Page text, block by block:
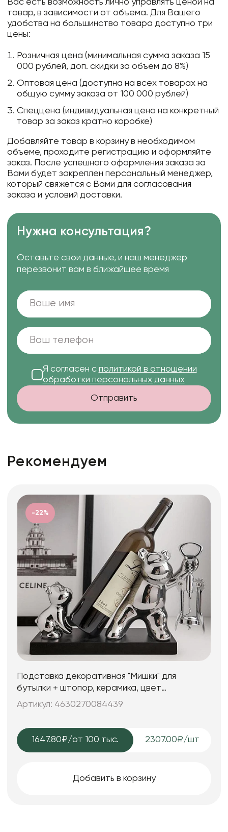
Вас есть возможность лично управлять ценой на
товар, в зависимости от объема. Для Вашего
удобства на большинство товара доступно три
цены:
Розничная цена (минимальная сумма заказа 15
000 рублей, доп. скидки за объем до 8%)
Оптовая цена (доступна на всех товарах на
общую сумму заказа от 100 000 рублей)
Спеццена (индивидуальная цена на конкретный
товар за заказ кратно коробке)
Добавляйте товар в корзину в необходимом
объеме, проходите регистрацию и оформляйте
заказ. После успешного оформления заказа за
Вами будет закреплен персональный менеджер,
который свяжется с Вами для согласования
заказа и условий доставки.
Нужна консультация?
Оставьте свои данные, и наш менеджер
перезвонит вам в ближайшее время
Я согласен с политикой в отношении
обработки персональных данных
Отправить
Рекомендуем
-22%
Подставка декоративная "Мишки" для
бутылки + штопор, керамика, цвет
серебряный, 31*12*20 см.
Артикул: 4630270084439
1647.80₽/от 100 тыс. 2307.00₽/шт
Добавить в корзину